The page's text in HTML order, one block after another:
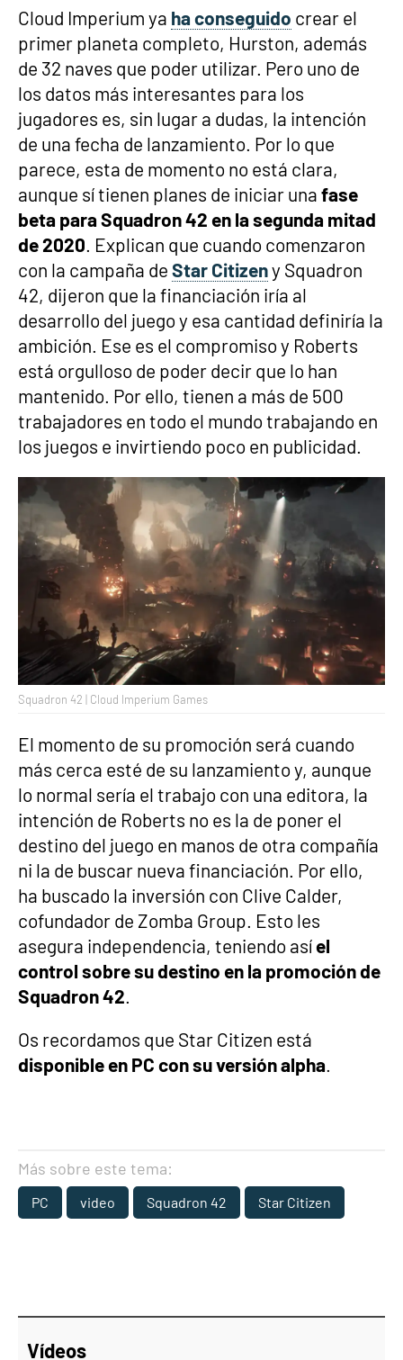
Cloud Imperium ya ha conseguido crear el
primer planeta completo, Hurston, además
de 32 naves que poder utilizar. Pero uno de
los datos más interesantes para los
jugadores es, sin lugar a dudas, la intención
de una fecha de lanzamiento. Por lo que
parece, esta de momento no está clara,
aunque sí tienen planes de iniciar una fase
beta para Squadron 42 en la segunda mitad
de 2020. Explican que cuando comenzaron
con la campaña de Star Citizeny Squadron
42, dijeron que la financiación iría al
desarrollo del juego y esa cantidad definiría la
ambición. Ese es el compromiso y Roberts
está orgulloso de poder decir que lo han
mantenido. Por ello, tienen a más de 500
trabajadores en todo el mundo trabajando en
los juegos e invirtiendo poco en publicidad.
Squadron 42 | Cloud Imperium Games
El momento de su promoción será cuando
más cerca esté de su lanzamiento y, aunque
lo normal sería el trabajo con una editora, la
intención de Roberts no es la de poner el
destino del juego en manos de otra compañía
ni la de buscar nueva financiación. Por ello,
ha buscado la inversión con Clive Calder,
cofundador de Zomba Group. Esto les
asegura independencia, teniendo asíel
control sobre su destino en la promoción de
Squadron 42.
Os recordamos que Star Citizen está
disponible en PC con su versión alpha.
Más sobre este tema:
PC video Squadron 42 Star Citizen
Vídeos